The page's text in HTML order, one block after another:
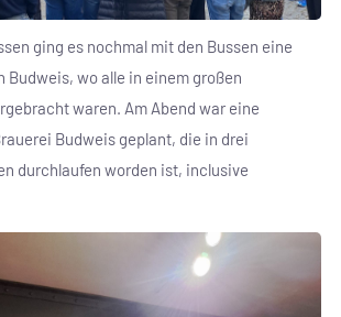
ging es nochmal mit den Bussen eine
Budweis, wo alle in einem großen
waren. Am Abend war eine
Budweis geplant, die in drei
durchlaufen worden ist, inclusive